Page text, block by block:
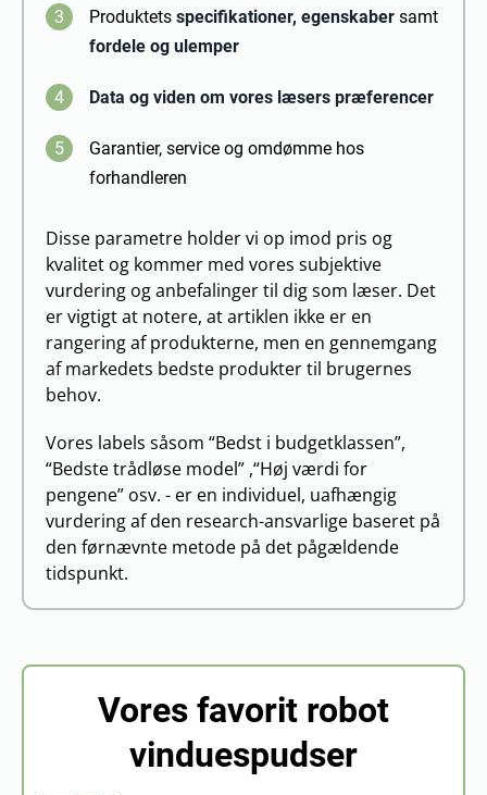
3 Produktets specifikationer, egenskaber samt
fordele og ulemper
4 Data og viden om vores læsers præferencer
5
Garantier, service og omdømme hos
forhandleren
Disse parametre holder vi op imod pris og
kvalitet og kommer med vores subjektive
vurdering og anbefalinger til dig som læser. Det
er vigtigt at notere, at artiklen ikke er en
rangering af produkterne, men en gennemgang
af markedets bedste produkter til brugernes
behov.
Vores labels såsom “Bedst i budgetklassen”,
“Bedste trådløse model” ,“Høj værdi for
pengene” osv. - er en individuel, uafhængig
vurdering af den research-ansvarlige baseret på
den førnævnte metode på det pågældende
tidspunkt.
Vores favorit robot
vinduespudser